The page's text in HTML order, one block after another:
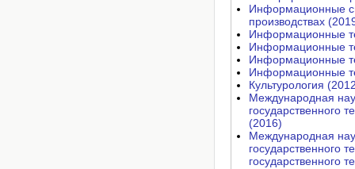
Информационные
производствах
Информационные
Информационные
Информационные
Информационные
Культурология
Международная
государственного
(2016)
Международная
государственного
государственного